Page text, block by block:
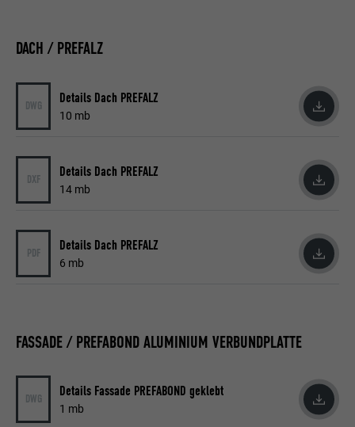
DACH / PREFALZ
DWG Details Dach PREFALZ
10 mb
DXF Details Dach PREFALZ
14 mb
PDF Details Dach PREFALZ
6 mb
FASSADE / PREFABOND ALUMINIUM VERBUNDPLATTE
DWG Details Fassade PREFABOND geklebt
1 mb